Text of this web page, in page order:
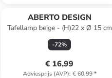
ABERTO DESIGN
Tafellamp beige - (H)22 x Ø 15 cm
-72%
€ 16,99
Adviesprijs (AVP): € 60,99*